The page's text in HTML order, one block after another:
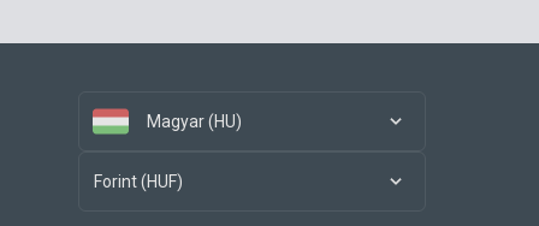
Magyar (HU)
Forint (HUF)